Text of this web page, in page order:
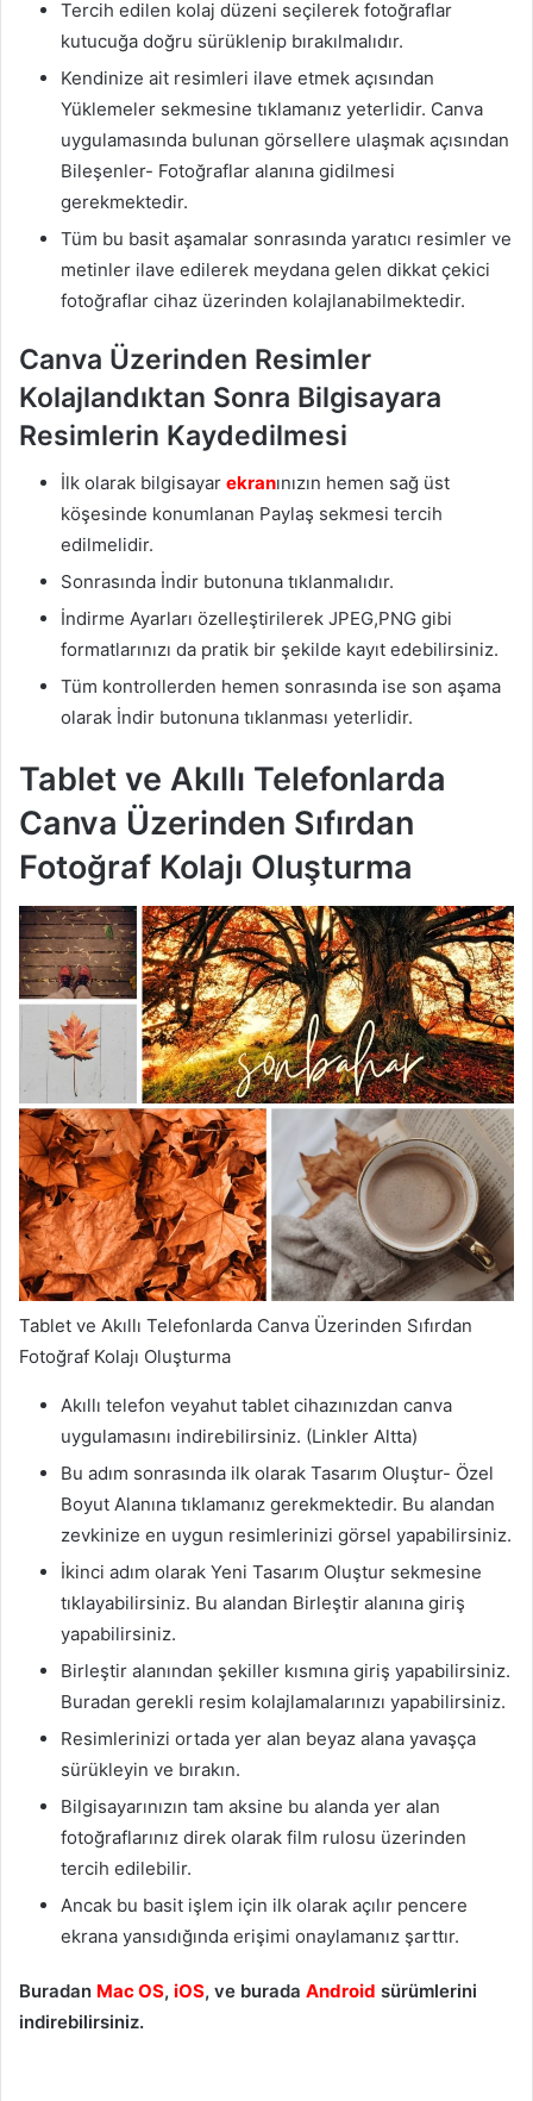
Tercih edilen kolaj düzeni seçilerek fotoğraflar
kutucuğa doğru sürüklenip bırakılmalıdır.
Kendinize ait resimleri ilave etmek açısından
Yüklemeler sekmesine tıklamanız yeterlidir. Canva
uygulamasında bulunan görsellere ulaşmak açısından
Bileşenler- Fotoğraflar alanına gidilmesi
gerekmektedir.
Tüm bu basit aşamalar sonrasında yaratıcı resimler ve
metinler ilave edilerek meydana gelen dikkat çekici
fotoğraflar cihaz üzerinden kolajlanabilmektedir.
Canva Üzerinden Resimler
Kolajlandıktan Sonra Bilgisayara
Resimlerin Kaydedilmesi
İlk olarak bilgisayar ekranınızın hemen sağ üst
köşesinde konumlanan Paylaş sekmesi tercih
edilmelidir.
Sonrasında İndir butonuna tıklanmalıdır.
İndirme Ayarları özelleştirilerek JPEG,PNG gibi
formatlarınızı da pratik bir şekilde kayıt edebilirsiniz.
Tüm kontrollerden hemen sonrasında ise son aşama
olarak İndir butonuna tıklanması yeterlidir.
Tablet ve Akıllı Telefonlarda
Canva Üzerinden Sıfırdan
Fotoğraf Kolajı Oluşturma
Tablet ve Akıllı Telefonlarda Canva Üzerinden Sıfırdan
Fotoğraf Kolajı Oluşturma
Akıllı telefon veyahut tablet cihazınızdan canva
uygulamasını indirebilirsiniz. (Linkler Altta)
Bu adım sonrasında ilk olarak Tasarım Oluştur- Özel
Boyut Alanına tıklamanız gerekmektedir. Bu alandan
zevkinize en uygun resimlerinizi görsel yapabilirsiniz.
İkinci adım olarak Yeni Tasarım Oluştur sekmesine
tıklayabilirsiniz. Bu alandan Birleştir alanına giriş
yapabilirsiniz.
Birleştir alanından şekiller kısmına giriş yapabilirsiniz.
Buradan gerekli resim kolajlamalarınızı yapabilirsiniz.
Resimlerinizi ortada yer alan beyaz alana yavaşça
sürükleyin ve bırakın.
Bilgisayarınızın tam aksine bu alanda yer alan
fotoğraflarınız direk olarak film rulosu üzerinden
tercih edilebilir.
Ancak bu basit işlem için ilk olarak açılır pencere
ekrana yansıdığında erişimi onaylamanız şarttır.
Buradan Mac OS, iOS, ve burada Android sürümlerini
indirebilirsiniz.